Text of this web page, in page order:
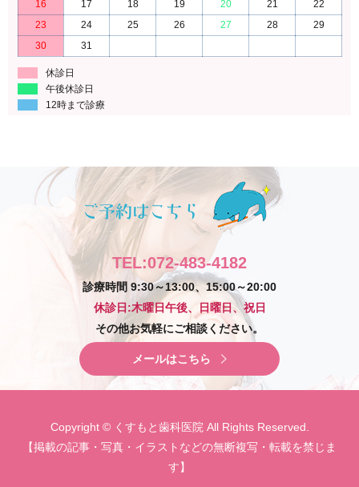
16
17 18 19 20 21
22
23
24 25 26 27 28
29
30
31
休診日
午後休診日
12時まで診療
TEL:072-483-4182
診療時間 9:30～13:00、15:00～20:00
休診日:木曜日午後、日曜日、祝日
その他お気軽にご相談ください。
メールはこちら
Copyright © くすもと歯科医院 All Rights Reserved.
【掲載の記事・写真・イラストなどの無断複写・転載を禁じま
す】